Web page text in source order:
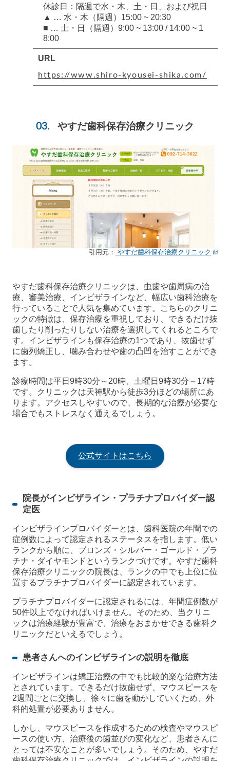
休診日：隔週で水・木、土・日、および祝日
▲ … 水・木（隔週）15:00 ~ 20:30
■ … 土・日（隔週）9:00 ~ 13:00 / 14:00 ~ 1
8:00
URL
https://www.shiro-kyousei-shika.com/
やすだ歯科保存治療クリニック
引用元： やすだ歯科保存治療クリニック
やすだ歯科保存治療クリニックは、虫歯や歯周病の治
療、審美治療、インビザラインなど、幅広い歯科治療を
行っていることで人気を集めています。こちらのクリニ
ックの特徴は、保存治療を重視しており、できるだけ抜
歯したり削ったりしない治療を選択してくれるところで
す。インビザラインも保存治療の1つであり、抜歯せず
に歯列矯正し、噛み合わせや歯の凸凹を治すことができ
ます。
診療時間は平日9時30分～20時、土曜日9時30分～17時
です。クリニックは天神駅から徒歩3分ほどの場所にあ
ります。アクセスしやすいので、長期的な治療が必要な
場合でもストレスなく通えるでしょう。
公式サイトはこちら
院長がインビザライン・プラチナプロバイダー認
定医
インビザラインプロバイダーとは、歯科医院の年間での
症例数によって認定されるステータスを指します。低い
ランクから順に、ブロンズ・シルバー・ゴールド・プラ
チナ・ダイヤモンドというランクづけです。やすだ歯科
保存治療クリニックの院長は、ランクの中でも上位に位
置するプラチナプロバイダーに認定されています。
プラチナプロバイダーに認定されるには、年間症例数が
50件以上でなければいけません。そのため、当クリニ
ックは治療経験が豊富で、治療をおまかせできる歯科ク
リニックだといえるでしょう。
患者さんへのインビザラインの説明を徹底
インビザラインは矯正治療の中でも比較的楽な治療方法
とされています。できるだけ抜歯せず、マウスピースを
2週間ごとに交換し、徐々に歯を動かしていくため、外
科的処置が必要ありません。
しかし、マウスピースを作成するための検査やマウスピ
ースの使い方、治療後の歯並びの変化など、患者さんに
とっては不安なことが多いでしょう。そのため、やすだ